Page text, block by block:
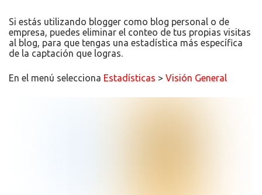
Si estás utilizando blogger como blog personal o de
empresa, puedes eliminar el conteo de tus propias visitas
al blog, para que tengas una estadística más específica
de la captación que logras.
En el menú selecciona Estadísticas > Visión General